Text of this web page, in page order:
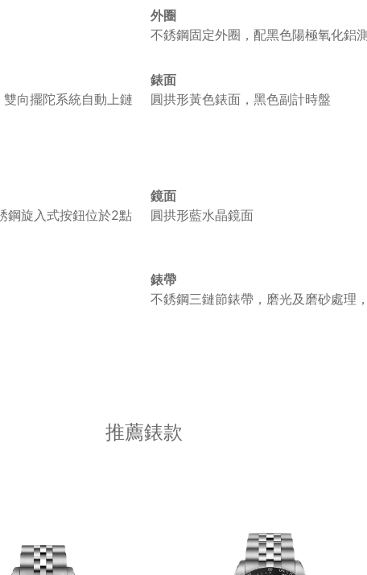
外圈
不銹鋼固定外圈，配黑色陽極氧化鋁
向擺陀系統自動上鏈
錶面
圓拱形黃色錶面，黑色副計時盤
鋼旋入式按鈕位於2點
鏡面
圓拱形藍水晶鏡面
錶帶
不銹鋼三鏈節錶帶，磨光及磨砂處理
推薦錶款